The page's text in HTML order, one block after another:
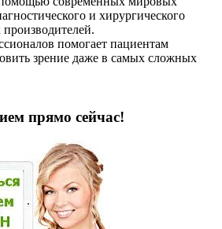
и хирургического
помогает пациентам
зрение даже в самых сложных
прямо сейчас!